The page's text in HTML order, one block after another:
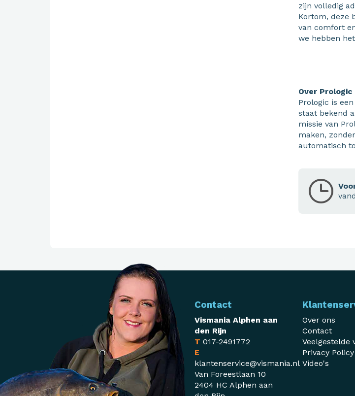
zijn volledig
Kortom, deze
van comfort
we hebben
Over Prologic
Prologic is
staat bekend
missie van
maken,
automatisch
Contact
Vismania Alphen aan
den Rijn
T 017-2491772
E
klantenservice@vismania.nl
Van Foreestlaan 10
2404 HC Alphen aan
Over ons
Contact
Veelgestelde
Privacy Policy
Video's